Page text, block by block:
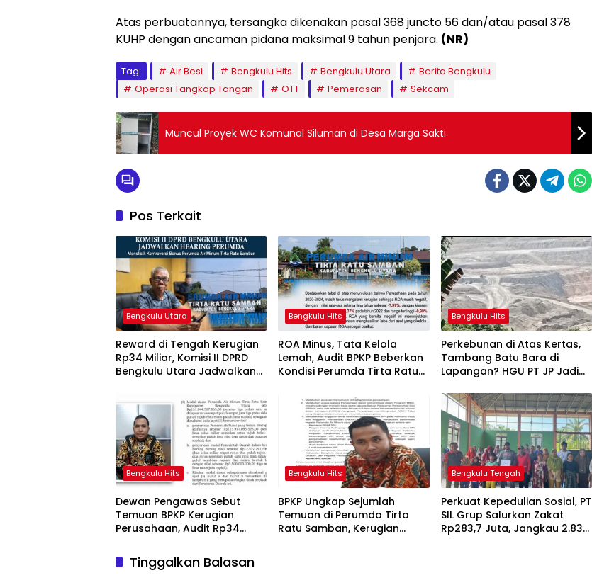
Atas perbuatannya, tersangka dikenakan pasal 368 juncto 56 dan/atau pasal 378
KUHP dengan ancaman pidana maksimal 9 tahun penjara. (NR)
Tag: Air Besi Bengkulu Hits Bengkulu Utara
Berita Bengkulu
Operasi Tangkap Tangan
OTT Pemerasan Sekcam
Muncul Proyek WC Komunal Siluman di Desa Marga Sakti
Pos Terkait
Bengkulu Utara
Reward di Tengah Kerugian
Rp34 Miliar, Komisi II DPRD
Bengkulu Utara Jadwalkan
Bengkulu Hits
ROA Minus, Tata Kelola
Lemah, Audit BPKP Beberkan
Kondisi Perumda Tirta Ratu
Bengkulu Hits
Perkebunan di Atas Kertas,
Tambang Batu Bara di
Lapangan? HGU PT JP Jadi
Bengkulu Hits
Dewan Pengawas Sebut
Temuan BPKP Kerugian
Perusahaan, Audit Rp34
Samban Kian Disorot
Bengkulu Hits
BPKP Ungkap Sejumlah
Temuan di Perumda Tirta
Ratu Samban, Kerugian
Bengkulu Tengah
Perkuat Kepedulian Sosial, PT
SIL Grup Salurkan Zakat
Rp283,7 Juta, Jangkau 2.837
Tinggalkan Balasan